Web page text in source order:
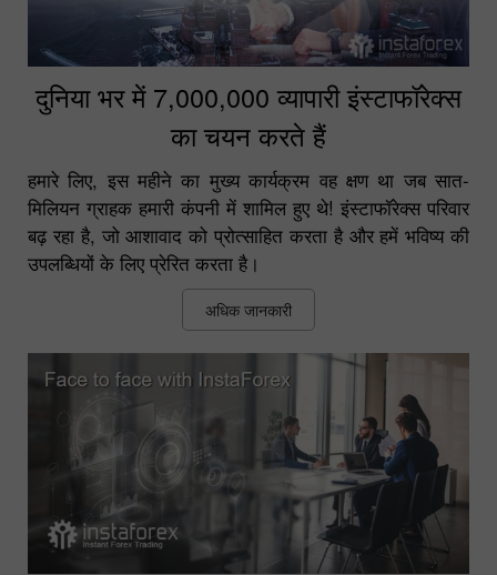
दुनिया भर में 7,000,000 व्यापारी इंस्टाफॉरेक्स
का चयन करते हैं
हमारे लिए, इस महीने का मुख्य कार्यक्रम वह क्षण था जब सात-
मिलियन ग्राहक हमारी कंपनी में शामिल हुए थे! इंस्टाफॉरेक्स परिवार
बढ़ रहा है, जो आशावाद को प्रोत्साहित करता है और हमें भविष्य की
उपलब्धियों के लिए प्रेरित करता है।
अधिक जानकारी